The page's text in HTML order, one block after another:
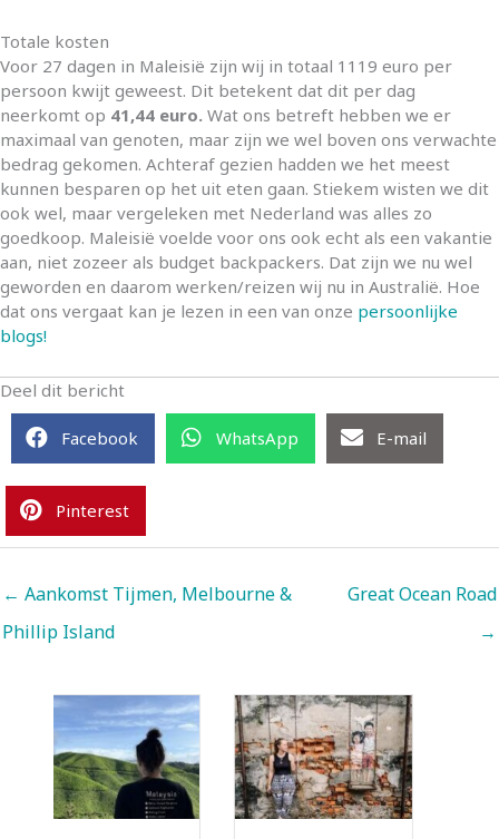
Totale kosten
Voor 27 dagen in Maleisië zijn wij in totaal 1119 euro per
persoon kwijt geweest. Dit betekent dat dit per dag
neerkomt op 41,44 euro. Wat ons betreft hebben we er
maximaal van genoten, maar zijn we wel boven ons verwachte
bedrag gekomen. Achteraf gezien hadden we het meest
kunnen besparen op het uit eten gaan. Stiekem wisten we dit
ook wel, maar vergeleken met Nederland was alles zo
goedkoop. Maleisië voelde voor ons ook echt als een vakantie
aan, niet zozeer als budget backpackers. Dat zijn we nu wel
geworden en daarom werken/reizen wij nu in Australië. Hoe
dat ons vergaat kan je lezen in een van onze persoonlijke
blogs!
Deel dit bericht
Facebook WhatsApp E-mail
Pinterest
← Aankomst Tijmen, Melbourne &
Phillip Island
Great Ocean Road
→